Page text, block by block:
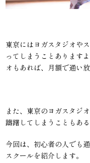
東京にはヨガスタジオや
ってしまうことあります
オもあれば、月額で通い
また、東京のヨガスタジ
躊躇してしまうこともある
今回は、初心者の人でも
スクールを紹介します。